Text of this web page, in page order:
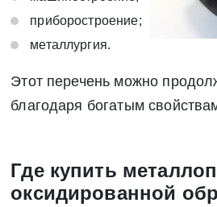
приборостроение;
металлургия.
Этот перечень можно
благодаря богатым
Где купить
оксидированной